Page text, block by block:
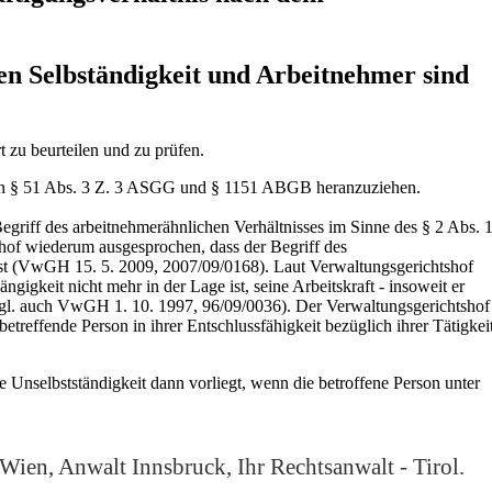
Selbständigkeit und Arbeitnehmer sind
zu beurteilen und zu prüfen.
§ 51 Abs. 3 Z. 3 ASGG und § 1151 ABGB heranzuziehen.
des arbeitnehmerähnlichen Verhältnisses im Sinne des § 2 Abs. 1
wiederum ausgesprochen, dass der Begriff des
(VwGH 15. 5. 2009, 2007/09/0168). Laut Verwaltungsgerichtshof
nicht mehr in der Lage ist, seine Arbeitskraft - insoweit er
auch VwGH 1. 10. 1997, 96/09/0036). Der Verwaltungsgerichtshof
Person in ihrer Entschlussfähigkeit bezüglich ihrer
dann vorliegt, wenn die betroffene Person unter
Anwalt Innsbruck, Ihr Rechtsanwalt - Tirol.